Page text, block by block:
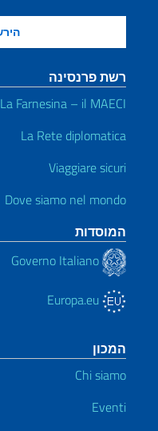
רשת פרנסינה
La Farnesina – il MAECI
La Rete diplomatica
Viaggiare sicuri
Dove siamo nel mondo
המוסדות
המכון
Chi siamo
Eventi